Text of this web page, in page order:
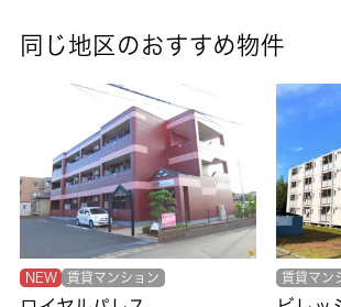
の便の良さは、住まい探しの大事な決め手で
同じ地区のおすすめ物件
NEW 賃貸マンション 賃貸マン